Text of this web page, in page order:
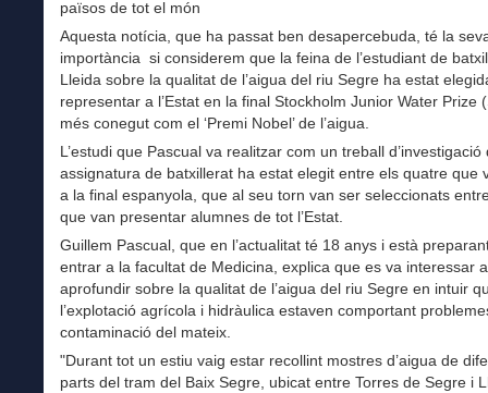
països de tot el món
Aquesta notícia, que ha passat ben desapercebuda, té la
importància si considerem que la feina de l’estudiant de
Lleida sobre la qualitat de l’aigua del riu Segre ha estat
representar a l’Estat en la final Stockholm Junior Water Prize
més conegut com el ‘Premi Nobel’ de l’aigua.
L’estudi que Pascual va realitzar com un treball d’investigació
assignatura de batxillerat ha estat elegit entre els quatre que
a la final espanyola, que al seu torn van ser seleccionats
que van presentar alumnes de tot l’Estat.
Guillem Pascual, que en l’actualitat té 18 anys i està
entrar a la facultat de Medicina, explica que es va interessar a
aprofundir sobre la qualitat de l’aigua del riu Segre en intuir
l’explotació agrícola i hidràulica estaven comportant
contaminació del mateix.
"Durant tot un estiu vaig estar recollint mostres d’aigua de
parts del tram del Baix Segre, ubicat entre Torres de Segre i